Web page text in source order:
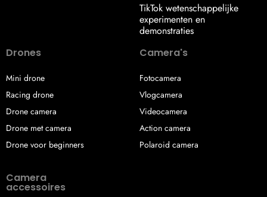
TikTok wetenschappelijke
experimenten en
demonstraties
Drones
Mini drone
Racing drone
Drone camera
Drone met camera
Drone voor beginners
Camera's
Fotocamera
Vlogcamera
Videocamera
Action camera
Polaroid camera
Camera
accessoires